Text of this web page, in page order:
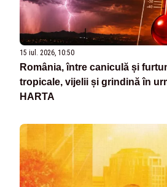
15 iul. 2026, 10:50
România, între caniculă și
tropicale, vijelii și grindină în
HARTA